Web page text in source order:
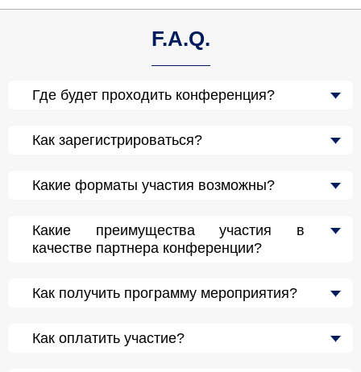
F.A.Q.
Где будет проходить конференция?
Как зарегистрироваться?
Какие форматы участия возможны?
Какие преимущества участия в
качестве партнера конференции?
Как получить программу мероприятия?
Как оплатить участие?